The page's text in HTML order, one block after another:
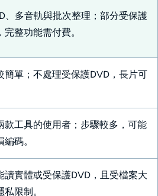
、多音軌與批次整理；部分受保護
整功能需付費。
簡單；不處理受保護DVD，長片可
款工具的使用者；步驟較多，可能
碼。
讀實體或受保護DVD，且受檔案大
限制。